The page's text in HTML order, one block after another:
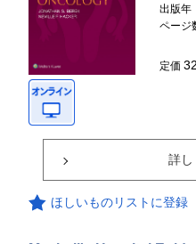
出版年
ページ
定価
詳し
ほしいものリストに登録